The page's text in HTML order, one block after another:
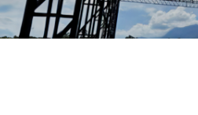
MENSAGEM *